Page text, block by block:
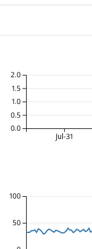
Jul-31
0.0
0.5
1.0
1.5
2.0
50
100